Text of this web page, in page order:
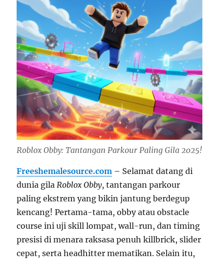
Roblox Obby: Tantangan Parkour Paling Gila 2025!
Freeshemalesource.com – Selamat datang di
dunia gila Roblox Obby, tantangan parkour
paling ekstrem yang bikin jantung berdegup
kencang! Pertama-tama, obby atau obstacle
course ini uji skill lompat, wall-run, dan timing
presisi di menara raksasa penuh killbrick, slider
cepat, serta headhitter mematikan. Selain itu,